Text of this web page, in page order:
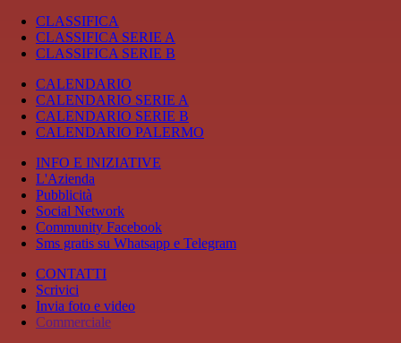
CLASSIFICA
CLASSIFICA SERIE A
CLASSIFICA SERIE B
CALENDARIO
CALENDARIO SERIE A
CALENDARIO SERIE B
CALENDARIO PALERMO
INFO E INIZIATIVE
L'Azienda
Pubblicità
Social Network
Community Facebook
Sms gratis su Whatsapp e Telegram
CONTATTI
Scrivici
Invia foto e video
Commerciale